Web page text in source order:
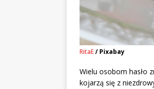
RitaE/ Pixabay
Wielu osobom hasło
kojarzą się z